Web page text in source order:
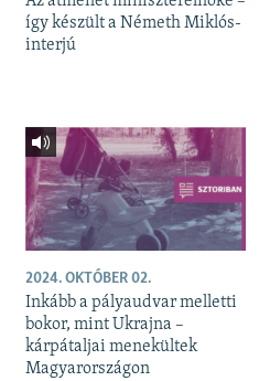
így készült a Németh Miklós-
interjú
2024. OKTÓBER 02.
Inkább a pályaudvar melletti
bokor, mint Ukrajna –
kárpátaljai menekültek
Magyarországon